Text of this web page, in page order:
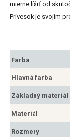
mierne líšiť od
Prívesok je svojím
Farba
Hlavná farba
Základný materiál
Materiál
Rozmery